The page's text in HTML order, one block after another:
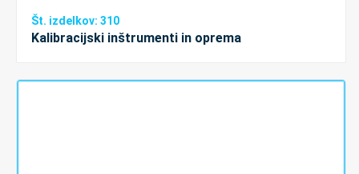
Št. izdelkov: 310
Kalibracijski inštrumenti in oprema